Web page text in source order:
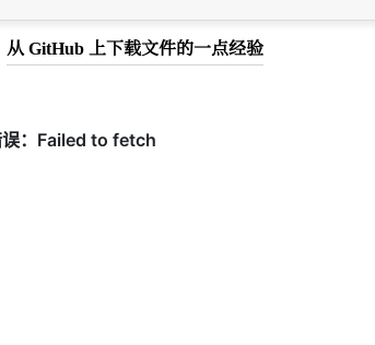
从 GitHub 上下载文件的一点经验